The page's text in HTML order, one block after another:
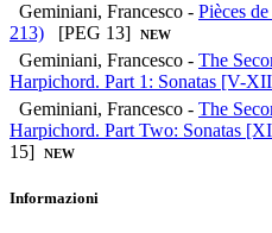
Geminiani, Francesco - Pièces
213) [PEG 13] NEW
Geminiani, Francesco - The
Harpichord. Part 1: Sonatas [V-
Geminiani, Francesco - The
Harpichord. Part Two: Sonatas
15]
NEW
Informazioni